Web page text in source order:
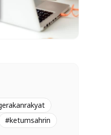
#ketumsahrin